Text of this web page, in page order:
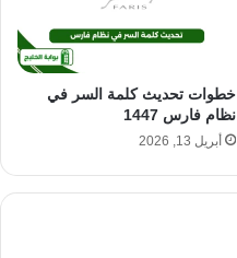
خطوات تحديث كلمة السر في
نظام فارس 1447
أبريل 13, 2026